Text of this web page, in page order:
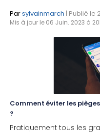
Parsylvainmarch | Publié le
Mis à jour le 06 Juin. 2023 à
Comment éviter les
?
Pratiquement tous les